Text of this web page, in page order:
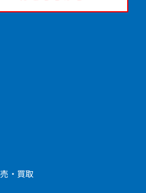
・買取